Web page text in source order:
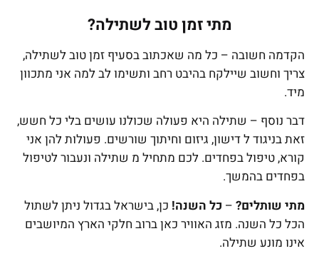
מתי זמן טוב לשתילה?
הקדמה חשובה – כל מה שאכתוב בסעיף זמן טוב לשתילה,
צריך וחשוב שיילקח בהיבט רחב ותשימו לב למה אני מתכוון
מיד.
דבר נוסף – שתילה היא פעולה שכולנו עושים בלי כל חשש,
זאת בניגוד ל דישון, גיזום וחיתוך שורשים. פעולות להן אני
קורא, טיפול בפחדים. לכם מתחיל מ שתילה ונעבור לטיפול
בפחדים בהמשך.
מתי שותלים? – כל השנה! כן, בישראל בגדול ניתן לשתול
הכל כל השנה. מזג האוויר כאן ברוב חלקי הארץ המיושבים
אינו מונע שתילה.